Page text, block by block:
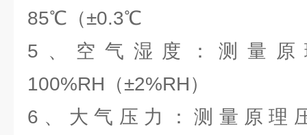
85℃（±0.3℃
5、空气湿度：测量
100%RH（±2%RH）
6、大气压力：测量原理